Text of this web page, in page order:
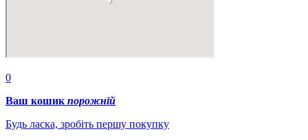
0
Ваш кошик порожній
Будь ласка, зробіть першу покупку